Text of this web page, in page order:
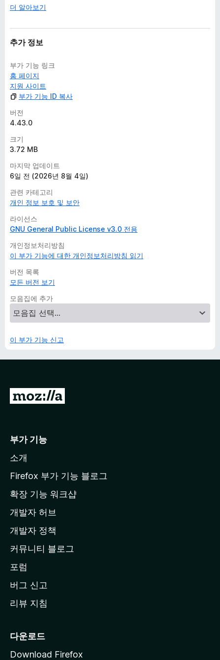
더 알아보기
추가 정보
부가 기능 링크
홈 페이지
지원 사이트
부가 기능 ID 복사
버전
4.43.0
크기
3.72 MB
마지막 업데이트
6일 전 (2026년 8월 4일)
관련 카테고리
개인 정보 보호 및 보안
라이선스
GNU General Public License v3.0 전용
개인정보처리방침
이 부가 기능에 대한 개인정보처리방침 읽기
버전 목록
모든 버전 보기
모음집에 추가
이 부가 기능 신고
M
l
a
페
이
지
이
동
부가 기능
소개
Firefox 부가 기능 블로그
확장 기능 워크샵
개발자 허브
개발자 정책
커뮤니티 블로그
포럼
버그 신고
리뷰 지침
다운로드
Download Firefox